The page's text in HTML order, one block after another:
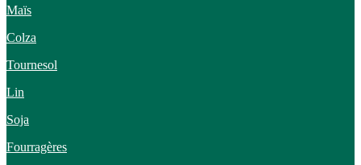
Maïs
Colza
Tournesol
Lin
Soja
Fourragères